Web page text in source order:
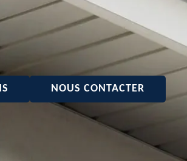
NOUS CONTACTER